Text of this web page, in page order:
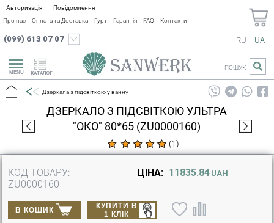
Авторизація
Повідомлення
Про нас
Оплата та Доставка Гурт Гарантія FAQ Контакти
(099) 613 07 07
КАТАЛОГ
RU UA
ПОШУК
Дзеркала з підсвіткою у ванну
ДЗЕРКАЛО З ПІДСВІТКОЮ УЛЬТРА
"ОКО" 80*65 (ZU0000160)
(1)
КОД ТОВАРУ:
ZU0000160
ЦІНА: 11835.84 UAH
В КОШИК
КУПИТИ В
1 КЛІК